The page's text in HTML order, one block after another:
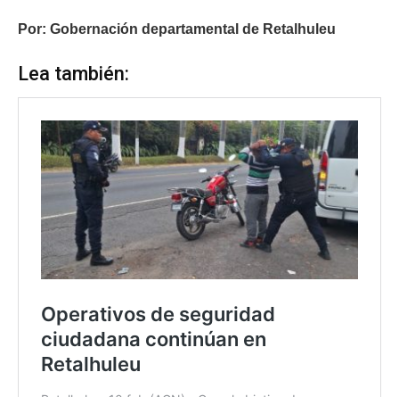
Por: Gobernación departamental de Retalhuleu
Lea también: